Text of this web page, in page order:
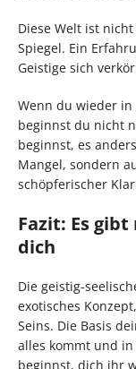
Diese Welt ist
Spiegel. Ein
Geistige sich
Wenn du wieder
beginnst du nicht
beginnst, es
Mangel, sondern
schöpferischer
Fazit: Es
dich
Die geistig-
exotisches
Seins. Die Basis
alles kommt und
beginnst, dich ihr